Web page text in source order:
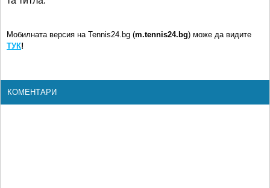
Мобилната версия на Tennis24.bg (m.tennis24.bg) може да видите
ТУК!
КОМЕНТАРИ